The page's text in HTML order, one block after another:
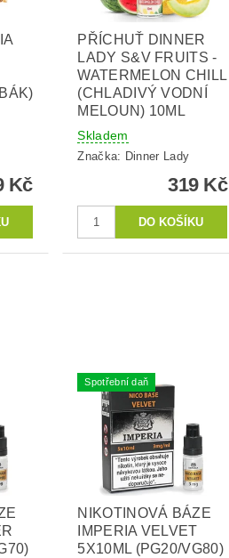
Kč
PŘÍCHUŤ DINNER
LADY S&V FRUITS -
WATERMELON CHILL
(CHLADIVÝ VODNÍ
MELOUN) 10ML
Skladem
Značka: Dinner Lady
319 Kč
Spotřební daň
NIKOTINOVÁ BÁZE
IMPERIA VELVET
5X10ML (PG20/VG80)